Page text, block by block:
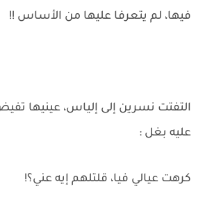
فيها، لم يتعرفا عليها من الأساس !!
التفتت نسرين إلى إلياس، عينيها
عليه بغل :
كرهت عيالي فيا، قلتلهم إيه عني؟!